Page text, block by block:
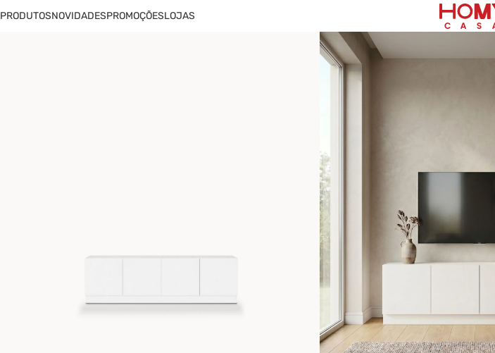
PRODUTOSNOVIDADESPROMOÇÕESLOJAS